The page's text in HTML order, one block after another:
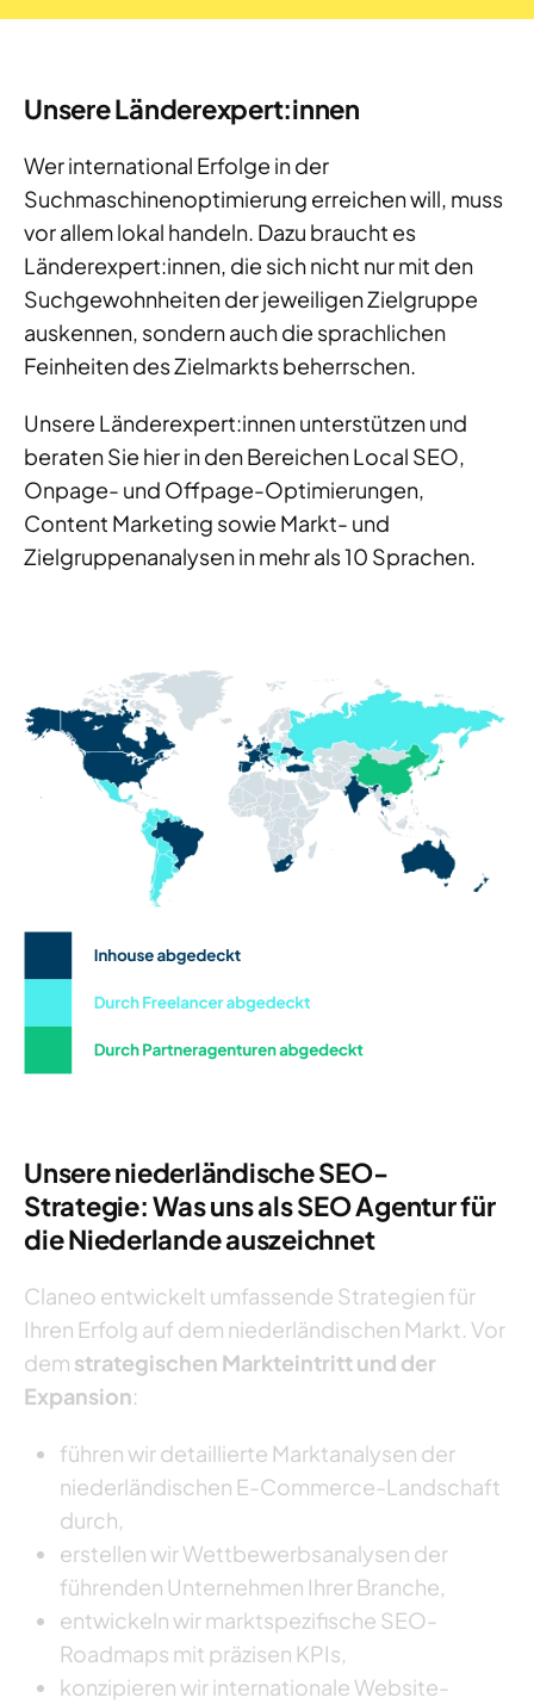
Unsere Länderexpert:innen
Wer international Erfolge in der
Suchmaschinenoptimierung erreichen will, muss
vor allem lokal handeln. Dazu braucht es
Länderexpert:innen, die sich nicht nur mit den
Suchgewohnheiten der jeweiligen Zielgruppe
auskennen, sondern auch die sprachlichen
Feinheiten des Zielmarkts beherrschen.
Unsere Länderexpert:innen unterstützen und
beraten Sie hier in den Bereichen Local SEO,
Onpage- und Offpage-Optimierungen,
Content Marketing sowie Markt- und
Zielgruppenanalysen in mehr als 10 Sprachen.
Unsere niederländische SEO-
Strategie: Was uns als SEO Agentur für
die Niederlande auszeichnet
Claneo entwickelt umfassende Strategien für
Ihren Erfolg auf dem niederländischen Markt. Vor
dem strategischen Markteintritt und der
Expansion:
führen wir detaillierte Marktanalysen der
niederländischen E-Commerce-Landschaft
durch,
erstellen wir Wettbewerbsanalysen der
führenden Unternehmen Ihrer Branche,
entwickeln wir marktspezifische SEO-
Roadmaps mit präzisen KPIs,
konzipieren wir internationale Website-